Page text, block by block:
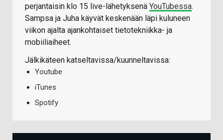
perjantaisin klo 15 live-lähetyksenä YouTubessa.
Sampsa ja Juha käyvät keskenään läpi kuluneen
viikon ajalta ajankohtaiset tietotekniikka- ja
mobiiliaiheet.
Jälkikäteen katseltavissa/kuunneltavissa:
Youtube
iTunes
Spotify